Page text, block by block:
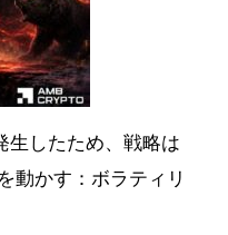
生したため、戦略は
動かす：ボラティリ